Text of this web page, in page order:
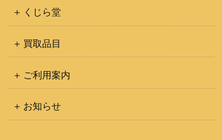
くじら堂
買取品目
ご利用案内
お知らせ